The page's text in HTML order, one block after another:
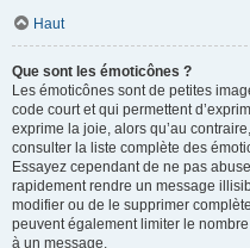
Haut
Que sont les émoticônes ?
Les émoticônes sont de petites
code court et qui permettent
exprime la joie, alors qu’au
consulter la liste complète des
Essayez cependant de ne pas
rapidement rendre un message
modifier ou de le supprimer
peuvent également limiter le
à un message.